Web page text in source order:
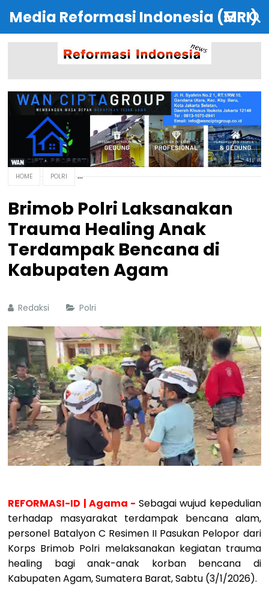
Media Reformasi Indonesia (MRI)
HOME POLRI
Brimob Polri Laksanakan
Trauma Healing Anak
Terdampak Bencana di
Kabupaten Agam
Redaksi Polri
REFORMASI-ID | Agama - Sebagai wujud kepedulian
terhadap masyarakat terdampak bencana alam,
personel Batalyon C Resimen II Pasukan Pelopor dari
Korps Brimob Polri melaksanakan kegiatan trauma
healing bagi anak-anak korban bencana di
Kabupaten Agam, Sumatera Barat, Sabtu (3/1/2026).